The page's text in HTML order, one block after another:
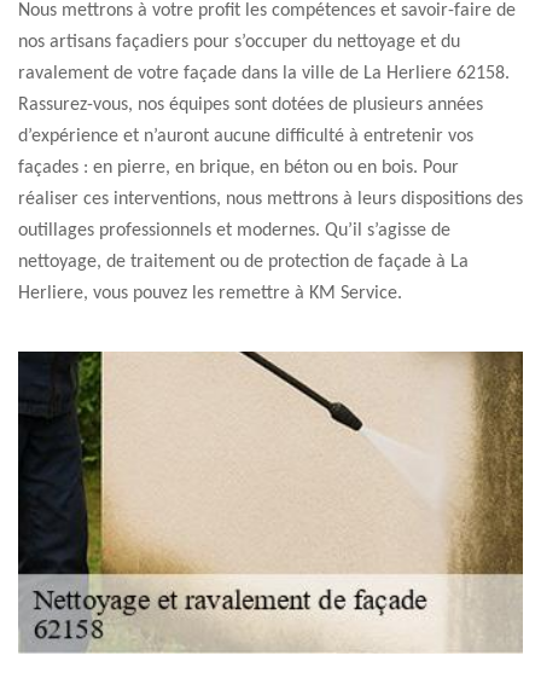
Nous mettrons à votre profit les compétences et savoir-faire de
nos artisans façadiers pour s’occuper du nettoyage et du
ravalement de votre façade dans la ville de La Herliere 62158.
Rassurez-vous, nos équipes sont dotées de plusieurs années
d’expérience et n’auront aucune difficulté à entretenir vos
façades : en pierre, en brique, en béton ou en bois. Pour
réaliser ces interventions, nous mettrons à leurs dispositions des
outillages professionnels et modernes. Qu’il s’agisse de
nettoyage, de traitement ou de protection de façade à La
Herliere, vous pouvez les remettre à KM Service.